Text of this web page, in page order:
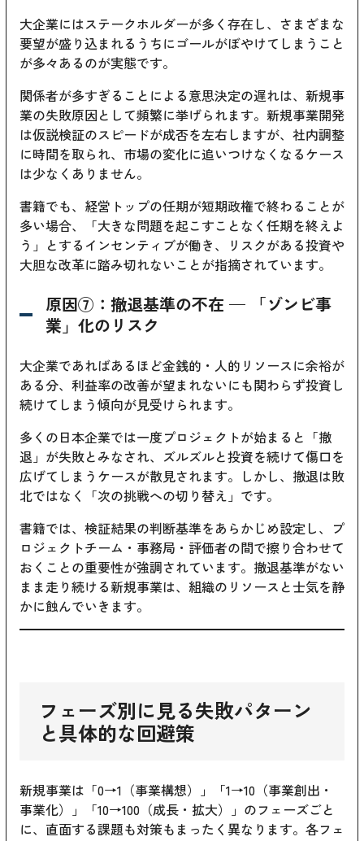
大企業にはステークホルダーが多く存在し、さまざまな
要望が盛り込まれるうちにゴールがぼやけてしまうこと
が多々あるのが実態です。
関係者が多すぎることによる意思決定の遅れは、新規事
業の失敗原因として頻繁に挙げられます。新規事業開発
は仮説検証のスピードが成否を左右しますが、社内調整
に時間を取られ、市場の変化に追いつけなくなるケース
は少なくありません。
書籍でも、経営トップの任期が短期政権で終わることが
多い場合、「大きな問題を起こすことなく任期を終えよ
う」とするインセンティブが働き、リスクがある投資や
大胆な改革に踏み切れないことが指摘されています。
原因⑦：撤退基準の不在 — 「ゾンビ事
業」化のリスク
大企業であればあるほど金銭的・人的リソースに余裕が
ある分、利益率の改善が望まれないにも関わらず投資し
続けてしまう傾向が見受けられます。
多くの日本企業では一度プロジェクトが始まると「撤
退」が失敗とみなされ、ズルズルと投資を続けて傷口を
広げてしまうケースが散見されます。しかし、撤退は敗
北ではなく「次の挑戦への切り替え」です。
書籍では、検証結果の判断基準をあらかじめ設定し、プ
ロジェクトチーム・事務局・評価者の間で擦り合わせて
おくことの重要性が強調されています。撤退基準がない
まま走り続ける新規事業は、組織のリソースと士気を静
かに蝕んでいきます。
フェーズ別に見る失敗パターン
と具体的な回避策
新規事業は「0→1（事業構想）」「1→10（事業創出・
事業化）」「10→100（成長・拡大）」のフェーズごと
に、直面する課題も対策もまったく異なります。各フェ